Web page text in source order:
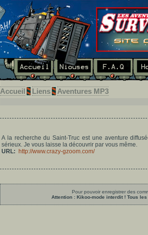
Accueil Liens Aventures MP3
A la recherche du Saint-Truc est une aventure
sérieux. Je vous laisse la découvrir par vous même.
URL:
http://www.crazy-gzoom.com/
Pour pouvoir enregistrer des
Attention : Kikoo-mode interdit ! Tous